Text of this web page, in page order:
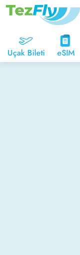
Uçak Bileti eSIM